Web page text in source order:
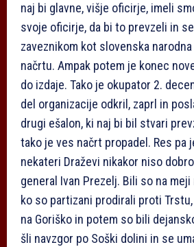
naj bi glavne, višje oficirje, imeli
svoje oficirje, da bi to prevzeli in
zaveznikom kot slovenska
načrtu. Ampak potem je konec
do izdaje. Tako je okupator 2.
del organizacije odkril, zaprl in
drugi ešalon, ki naj bi bil stvari
tako je ves načrt propadel. Res pa
nekateri Draževi nikakor niso
general Ivan Prezelj. Bili so na
ko so partizani prodirali proti
na Goriško in potem so bili
šli navzgor po Soški dolini in se